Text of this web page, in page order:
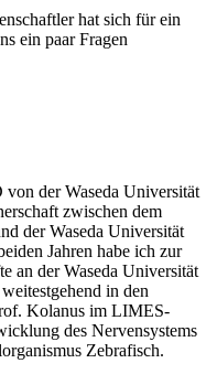
hat sich für ein
ein paar Fragen
der Waseda Universität
zwischen dem
der Waseda Universität
Jahren habe ich zur
an der Waseda Universität
in den
Kolanus im LIMES-
des Nervensystems
Zebrafisch.